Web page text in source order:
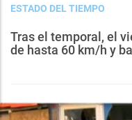
ESTADO DEL TIEMPO
Tras el temporal, el
de hasta 60 km/h y